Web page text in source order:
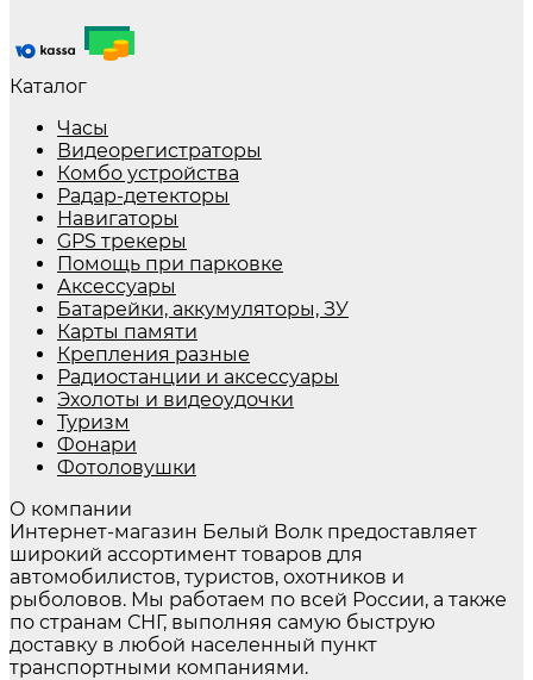
Каталог
Часы
Видеорегистраторы
Комбо устройства
Радар-детекторы
Навигаторы
GPS трекеры
Помощь при парковке
Аксессуары
Батарейки, аккумуляторы, ЗУ
Карты памяти
Крепления разные
Радиостанции и аксессуары
Эхолоты и видеоудочки
Туризм
Фонари
Фотоловушки
О компании
Интернет-магазин Белый Волк предоставляет
широкий ассортимент товаров для
автомобилистов, туристов, охотников и
рыболовов. Мы работаем по всей России, а также
по странам СНГ, выполняя самую быструю
доставку в любой населенный пункт
транспортными компаниями.